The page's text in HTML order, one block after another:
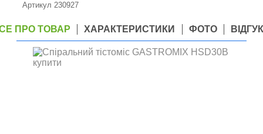
Артикул 230927
ПРО ТОВАР ХАРАКТЕРИСТИКИ ФОТО